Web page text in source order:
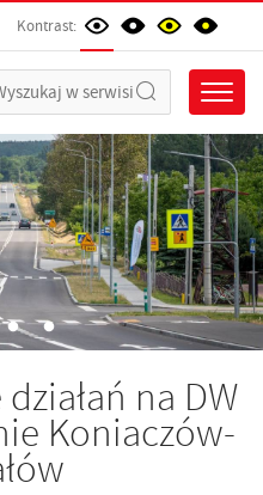
Kontrast:
na DW
Koniaczów-